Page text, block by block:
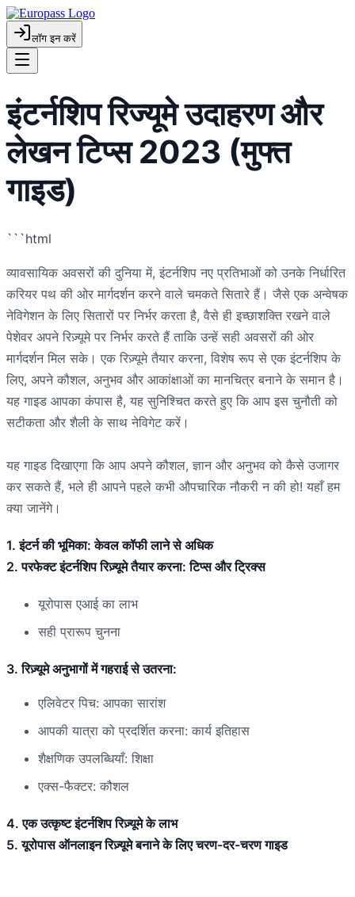
लॉग इन करें
इंटर्नशिप रिज्यूमे उदाहरण और
लेखन टिप्स 2023 (मुफ्त
गाइड)
```html
व्यावसायिक अवसरों की दुनिया में, इंटर्नशिप नए प्रतिभाओं को उनके निर्धारित
करियर पथ की ओर मार्गदर्शन करने वाले चमकते सितारे हैं। जैसे एक अन्वेषक
नेविगेशन के लिए सितारों पर निर्भर करता है, वैसे ही इच्छाशक्ति रखने वाले
पेशेवर अपने रिज़्यूमे पर निर्भर करते हैं ताकि उन्हें सही अवसरों की ओर
मार्गदर्शन मिल सके। एक रिज़्यूमे तैयार करना, विशेष रूप से एक इंटर्नशिप के
लिए, अपने कौशल, अनुभव और आकांक्षाओं का मानचित्र बनाने के समान है।
यह गाइड आपका कंपास है, यह सुनिश्चित करते हुए कि आप इस चुनौती को
सटीकता और शैली के साथ नेविगेट करें।
यह गाइड दिखाएगा कि आप अपने कौशल, ज्ञान और अनुभव को कैसे उजागर
कर सकते हैं, भले ही आपने पहले कभी औपचारिक नौकरी न की हो! यहाँ हम
क्या जानेंगे।
1. इंटर्न की भूमिका: केवल कॉफी लाने से अधिक
2. परफेक्ट इंटर्नशिप रिज़्यूमे तैयार करना: टिप्स और ट्रिक्स
यूरोपास एआई का लाभ
सही प्रारूप चुनना
3. रिज़्यूमे अनुभागों में गहराई से उतरना:
एलिवेटर पिच: आपका सारांश
आपकी यात्रा को प्रदर्शित करना: कार्य इतिहास
शैक्षणिक उपलब्धियाँ: शिक्षा
एक्स-फैक्टर: कौशल
4. एक उत्कृष्ट इंटर्नशिप रिज़्यूमे के लाभ
5. यूरोपास ऑनलाइन रिज़्यूमे बनाने के लिए चरण-दर-चरण गाइड